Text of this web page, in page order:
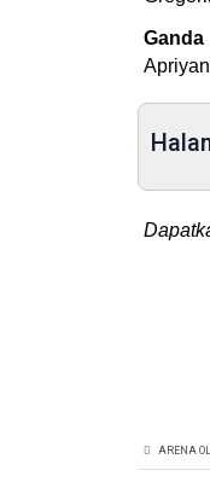
Ganda
ARENA